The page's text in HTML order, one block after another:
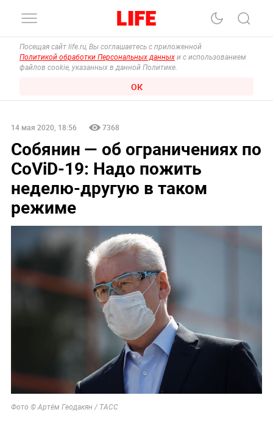
Посещая сайт life.ru, Вы соглашаетесь с приложенной
Политикой обработки Персональных данных и с использованием
файлов cookie, указанных в данной Политике.
ОК
14 мая 2020, 18:56 7368
Собянин — об ограничениях по
CoViD-19: Надо пожить
неделю-другую в таком
режиме
Фото © Артём Геодакян / ТАСС